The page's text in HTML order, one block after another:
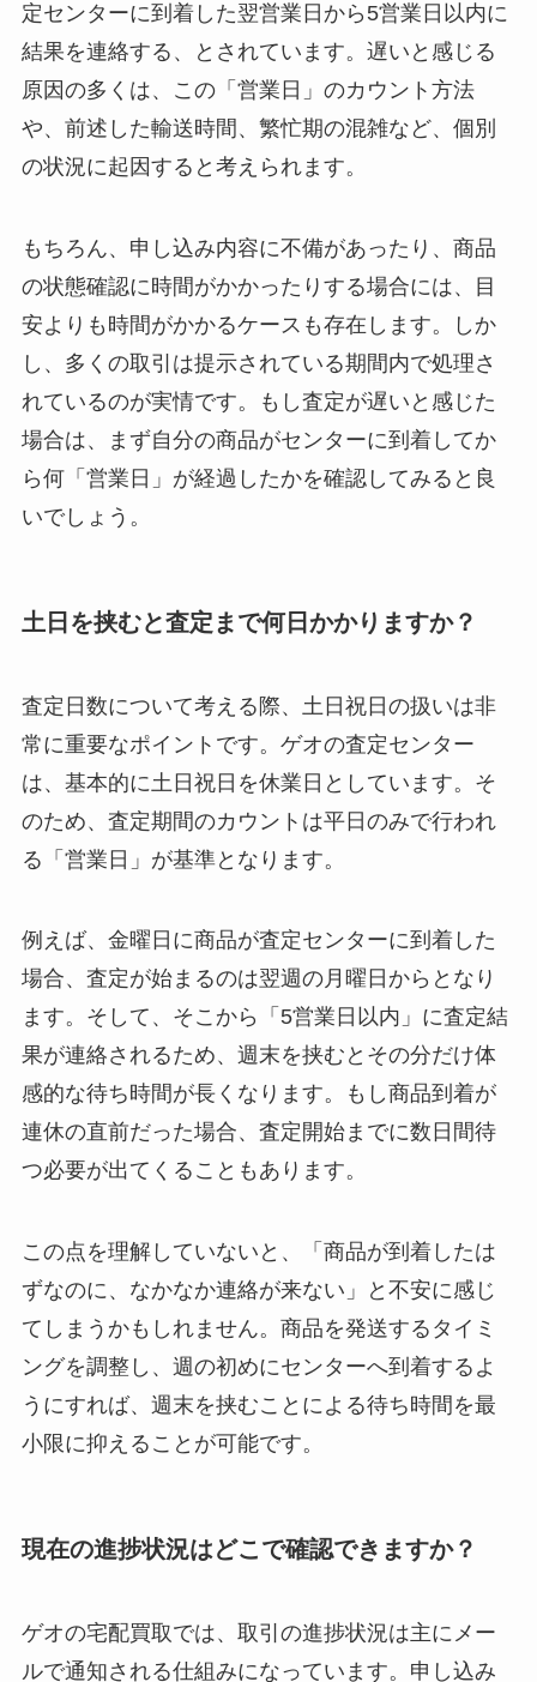
定センターに到着した翌営業日から5営業日以内に
結果を連絡する、とされています。遅いと感じる
原因の多くは、この「営業日」のカウント方法
や、前述した輸送時間、繁忙期の混雑など、個別
の状況に起因すると考えられます。
もちろん、申し込み内容に不備があったり、商品
の状態確認に時間がかかったりする場合には、目
安よりも時間がかかるケースも存在します。しか
し、多くの取引は提示されている期間内で処理さ
れているのが実情です。もし査定が遅いと感じた
場合は、まず自分の商品がセンターに到着してか
ら何「営業日」が経過したかを確認してみると良
いでしょう。
土日を挟むと査定まで何日かかりますか？
査定日数について考える際、土日祝日の扱いは非
常に重要なポイントです。ゲオの査定センター
は、基本的に土日祝日を休業日としています。そ
のため、査定期間のカウントは平日のみで行われ
る「営業日」が基準となります。
例えば、金曜日に商品が査定センターに到着した
場合、査定が始まるのは翌週の月曜日からとなり
ます。そして、そこから「5営業日以内」に査定結
果が連絡されるため、週末を挟むとその分だけ体
感的な待ち時間が長くなります。もし商品到着が
連休の直前だった場合、査定開始までに数日間待
つ必要が出てくることもあります。
この点を理解していないと、「商品が到着したは
ずなのに、なかなか連絡が来ない」と不安に感じ
てしまうかもしれません。商品を発送するタイミ
ングを調整し、週の初めにセンターへ到着するよ
うにすれば、週末を挟むことによる待ち時間を最
小限に抑えることが可能です。
現在の進捗状況はどこで確認できますか？
ゲオの宅配買取では、取引の進捗状況は主にメー
ルで通知される仕組みになっています。申し込み